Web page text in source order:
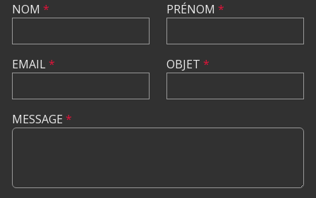
NOM *
EMAIL*
PRÉNOM *
OBJET *
MESSAGE *